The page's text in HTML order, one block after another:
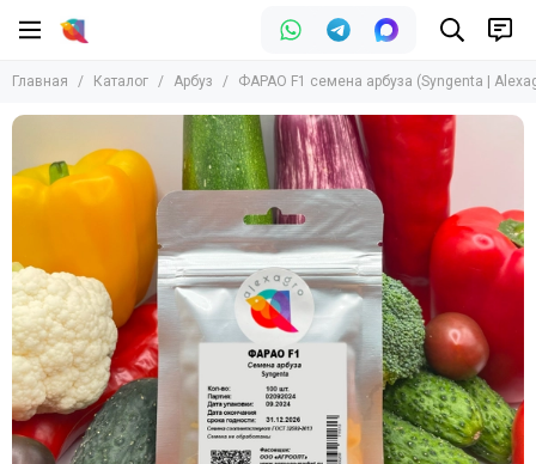
Арбуз
Арбуз бессемянный
Арбуз желтый
Главная Каталог Арбуз ФАРАО F1 семена арбуза (Syngenta |